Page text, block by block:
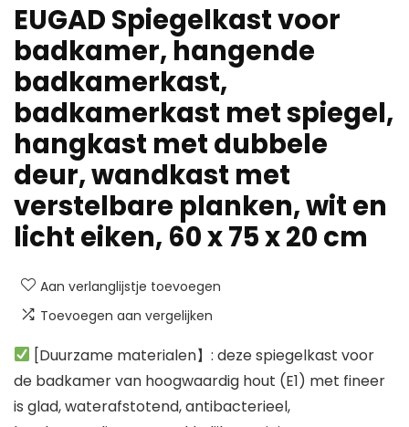
EUGAD Spiegelkast voor
badkamer, hangende
badkamerkast,
badkamerkast met spiegel,
hangkast met dubbele
deur, wandkast met
verstelbare planken, wit en
licht eiken, 60 x 75 x 20 cm
Aan verlanglijstje toevoegen
Toevoegen aan vergelijken
[Duurzame materialen】: deze spiegelkast voor
de badkamer van hoogwaardig hout (E1) met fineer
is glad, waterafstotend, antibacterieel,